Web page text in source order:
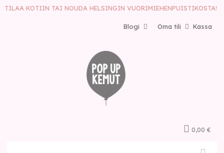
TILAA KOTIIN TAI NOUDA HELSINGIN VUORIMIEHENPUISTIKOSTA!
Kassa
Oma tili
Blogi
0,00 €